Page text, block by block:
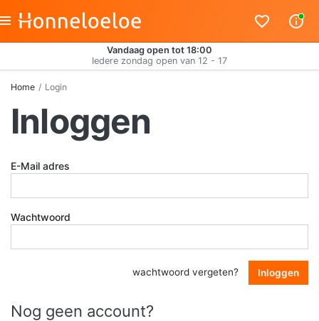
Vandaag open tot 18:00
Iedere zondag open van 12 - 17
Home Login
Inloggen
E-Mail adres
Wachtwoord
wachtwoord vergeten? Inloggen
Nog geen account?